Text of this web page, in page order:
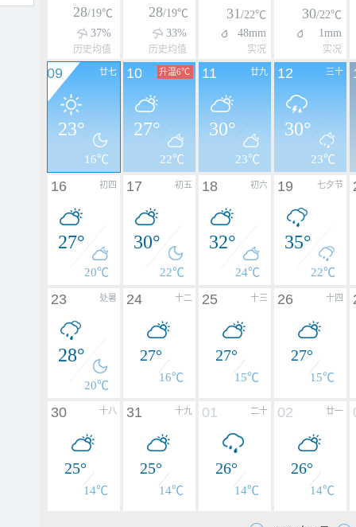
28/19℃
37%
历史均值
28/19℃
33%
历史均值
31/22℃
48mm
实况
30/22℃
1mm
实况
廿七
09
23°
16℃
升温6℃
10
27°
22℃
廿九
11
30°
23℃
三十
12
30°
23℃
初四
16
27°
20℃
初五
17
30°
22℃
初六
18
32°
24℃
七夕节
19
35°
22℃
处暑
23
28°
20℃
十二
24
27°
16℃
十三
25
27°
15℃
十四
26
27°
15℃
十八
30
25°
14℃
十九
31
25°
14℃
二十
01
26°
14℃
廿一
02
26°
14℃